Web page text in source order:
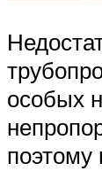
особых